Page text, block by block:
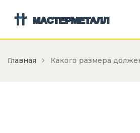
Главная Какого размера